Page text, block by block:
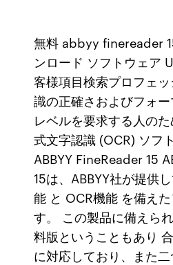
無料 abbyy finereader
ンロード ソフトウェア
客様項目検索プロフェ
識の正確さおよびフォ
レベルを要求する人の
式文字認識 (OCR) ソフ
ABBYY FineReader 15
15は、ABBYY社が提供
能 と OCR機能 を備え
す。 この製品に備えら
料版ということもあり
に対応しており、また